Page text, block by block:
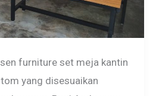
furniture set meja kantin
yang disesuaikan